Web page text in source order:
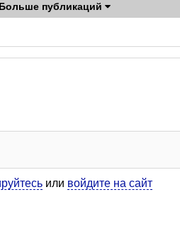
Больше публикаций
или войдите на сайт